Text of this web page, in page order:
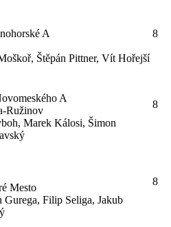
A
Štěpán Pittner, Vít Hořejší
8
A
Ružinov
Marek Kálosi, Šimon
8
Mesto
Gurega, Filip Seliga, Jakub
8